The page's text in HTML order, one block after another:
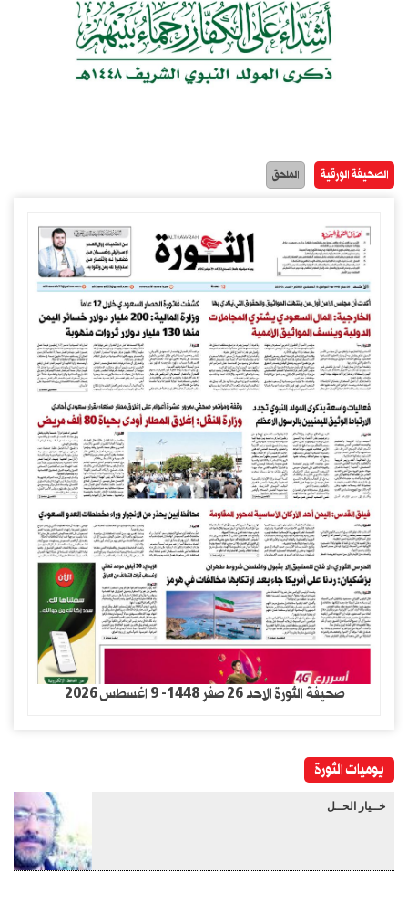
الصحيفة الورقية الملحق
صحيفة الثورة الاحد 26 صفر 1448- 9 اغسطس 2026
يوميات الثورة
خــيار الحــل